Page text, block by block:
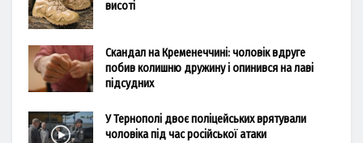
висоті
Скандал на Кременеччині: чоловік вдруге
побив колишню дружину і опинився на лаві
підсудних
У Тернополі двоє поліцейських врятували
чоловіка під час російської атаки